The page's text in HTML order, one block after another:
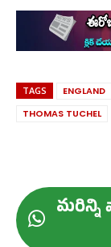
TAGS ENGLAND
THOMAS TUCHEL